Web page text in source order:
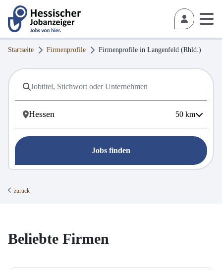
Startseite Firmenprofile Firmenprofile in Langenfeld (Rhld.)
50 km
Jobs finden
zurück
Beliebte Firmen